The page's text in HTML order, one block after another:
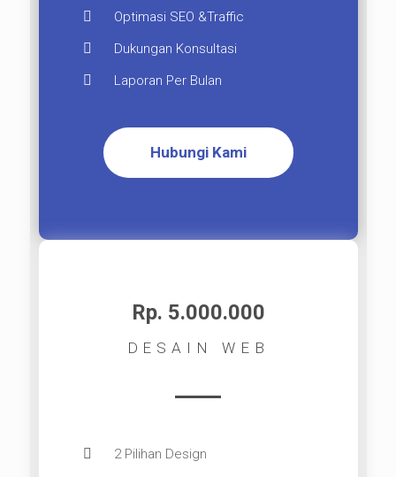
Optimasi SEO &Traffic
Dukungan Konsultasi
Laporan Per Bulan
Hubungi Kami
Rp. 5.000.000​
DESAIN WEB
2 Pilihan Design